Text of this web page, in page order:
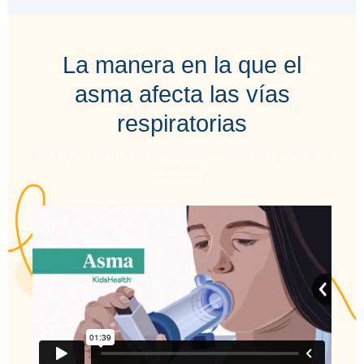
La manera en la que el
asma afecta las vías
respiratorias